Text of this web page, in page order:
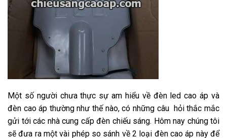
Một số người chưa thực sự am hiểu về đèn led cao áp và
đèn cao áp thường như thế nào, có những câu hỏi thắc mắc
gửi tới các nhà cung cấp đèn chiếu sáng. Hôm nay chúng tôi
sẽ đưa ra một vài phép so sánh về 2 loại đèn cao áp này để